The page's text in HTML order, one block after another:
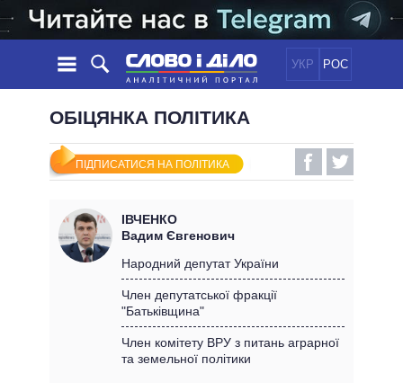
УКР РОС
НОВИНИ
СТРІЧКА
ПОДІЇ
СТАТТІ
ДУМКИ
ОГЛЯДИ
ДАЙДЖЕСТИ
ПОЛІТИКА
ЕКОНОМІКА
СВІТ
ОБIЦЯНКИ
УСІ ПОЛІТИКИ
ПРЕЗИДЕНТ І ОФІС
КАБІНЕТ МІНІСТРІВ
ГОЛОВИ ОБЛАДМІНІСТРАЦІЙ
МЕРИ МІСТ
ІНФОГРАФІКА
ВІДЕО
ПІДТРИМАТИ
ПОРІВНЯННЯ ПОЛІТИКІВ
ОБІЦЯНКА ПОЛІТИКА
ПІДПИСАТИСЯ НА ПОЛІТИКА
ІВЧЕНКО
Вадим Євгенович
Народний депутат України
Член депутатської фракції
"Батьківщина"
Член комітету ВРУ з питань аграрної
та земельної політики